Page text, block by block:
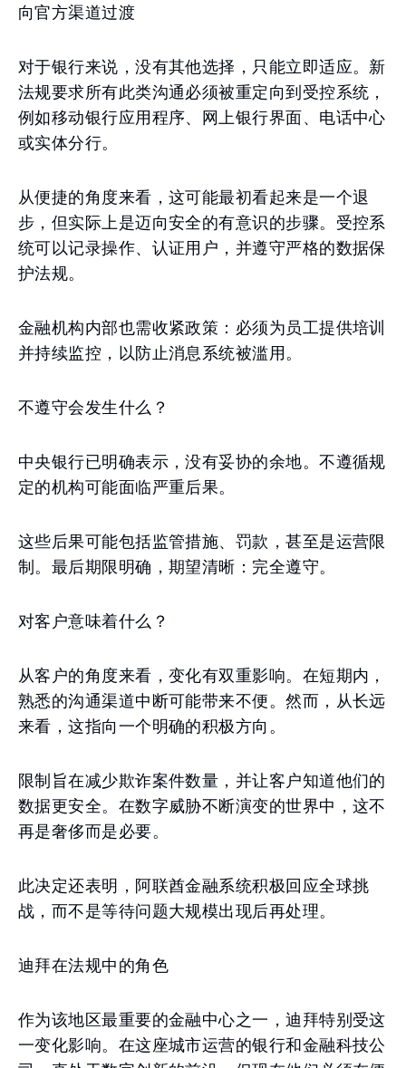
向官方渠道过渡
对于银行来说，没有其他选择，只能立即适应。新
法规要求所有此类沟通必须被重定向到受控系统，
例如移动银行应用程序、网上银行界面、电话中心
或实体分行。
从便捷的角度来看，这可能最初看起来是一个退
步，但实际上是迈向安全的有意识的步骤。受控系
统可以记录操作、认证用户，并遵守严格的数据保
护法规。
金融机构内部也需收紧政策：必须为员工提供培训
并持续监控，以防止消息系统被滥用。
不遵守会发生什么？
中央银行已明确表示，没有妥协的余地。不遵循规
定的机构可能面临严重后果。
这些后果可能包括监管措施、罚款，甚至是运营限
制。最后期限明确，期望清晰：完全遵守。
对客户意味着什么？
从客户的角度来看，变化有双重影响。在短期内，
熟悉的沟通渠道中断可能带来不便。然而，从长远
来看，这指向一个明确的积极方向。
限制旨在减少欺诈案件数量，并让客户知道他们的
数据更安全。在数字威胁不断演变的世界中，这不
再是奢侈而是必要。
此决定还表明，阿联酋金融系统积极回应全球挑
战，而不是等待问题大规模出现后再处理。
迪拜在法规中的角色
作为该地区最重要的金融中心之一，迪拜特别受这
一变化影响。在这座城市运营的银行和金融科技公